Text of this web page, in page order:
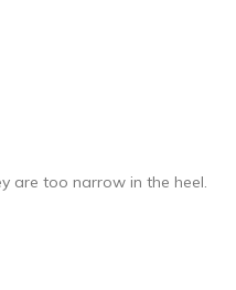
are too narrow in the heel.